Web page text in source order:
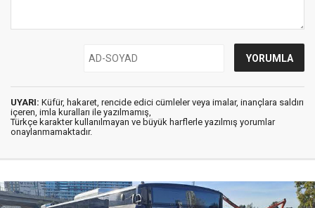
UYARI: Küfür, hakaret, rencide edici cümleler veya imalar, inançlara saldırı
içeren, imla kuralları ile yazılmamış,
Türkçe karakter kullanılmayan ve büyük harflerle yazılmış yorumlar
onaylanmamaktadır.